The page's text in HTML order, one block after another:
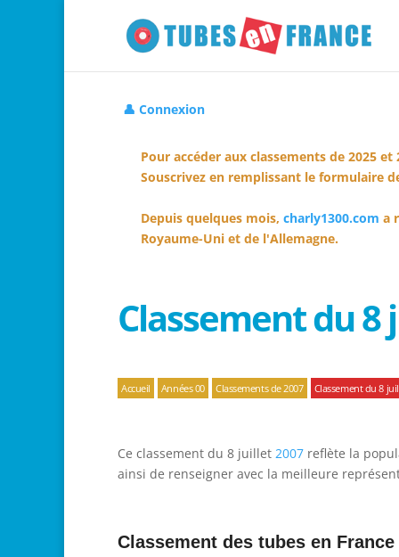
👤 Connexion
Pour accéder aux classements de 2025
Souscrivez en remplissant le formulaire
Depuis quelques mois, charly1300.com a
Royaume-Uni et de l'Allemagne.
Classement du 8
Accueil Années 00 Classements de 2007 Classement du 8
Ce classement du 8 juillet 2007 reflète la
ainsi de renseigner avec la meilleure
Classement des tubes en France